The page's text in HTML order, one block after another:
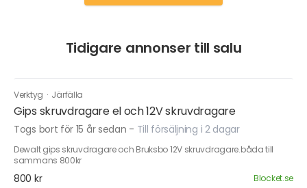
Tidigare annonser till salu
Verktyg · Järfälla
Gips skruvdragare el och 12V skruvdragare
Togs bort för 15 år sedan - Till försäljning i 2 dagar
Dewalt gips skruvdragare och Bruksbo 12V skruvdragare.båda till
sammans 800kr
800 kr Blocket.se